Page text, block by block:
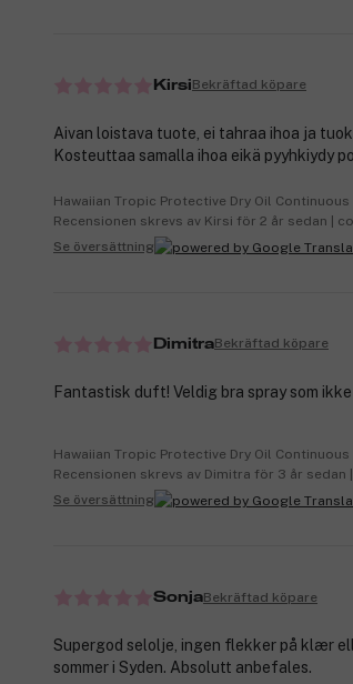
KirsiBekräftad köpare
Aivan loistava tuote, ei tahraa ihoa ja
Kosteuttaa samalla ihoa eikä pyyhkiydy
Hawaiian Tropic Protective Dry Oil Continuous
Recensionen skrevs av Kirsi för 2 år sedan |
Se översättning
DimitraBekräftad köpare
Fantastisk duft! Veldig bra spray som
Hawaiian Tropic Protective Dry Oil Continuous
Recensionen skrevs av Dimitra för 3 år sedan
Se översättning
SonjaBekräftad köpare
Supergod selolje, ingen flekker på klær
sommer i Syden. Absolutt anbefales.